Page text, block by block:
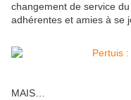
changement de service
adhérentes et amies à se
MAIS…